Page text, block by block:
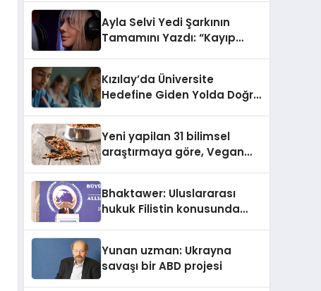
Ayla Selvi Yedi Şarkının
Tamamını Yazdı: “Kayıp
Kızılay’da Üniversite
Hedefine Giden Yolda Doğru
Yeni yapilan 31 bilimsel
araştırmaya göre, Vegan
Sindirildiğini Ortaya Koydu
Bhaktawer: Uluslararası
hukuk Filistin konusunda
Yunan uzman: Ukrayna
savaşı bir ABD projesi